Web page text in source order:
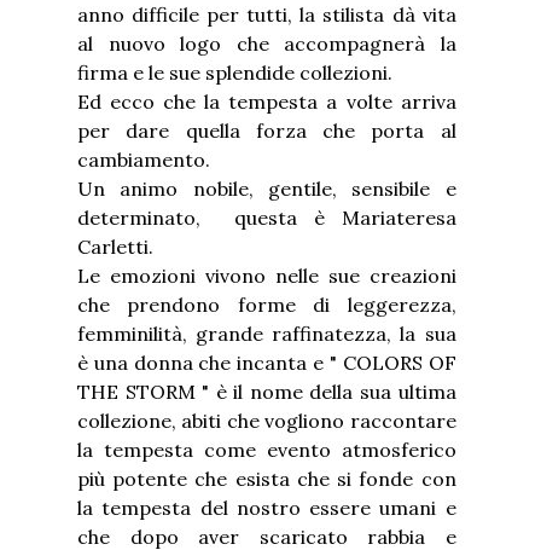
anno difficile per tutti, la stilista dà vita
al nuovo logo che accompagnerà la
firma e le sue splendide collezioni.
Ed ecco che la tempesta a volte arriva
per dare quella forza che porta al
cambiamento.
Un animo nobile, gentile, sensibile e
determinato, questa è Mariateresa
Carletti.
Le emozioni vivono nelle sue creazioni
che prendono forme di leggerezza,
femminilità, grande raffinatezza, la sua
è una donna che incanta e " COLORS OF
THE STORM " è il nome della sua ultima
collezione, abiti che vogliono raccontare
la tempesta come evento atmosferico
più potente che esista che si fonde con
la tempesta del nostro essere umani e
che dopo aver scaricato rabbia e